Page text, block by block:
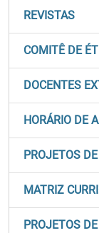
REVISTAS
COMITÊ DE
DOCENTES
HORÁRIO DE
PROJETOS
MATRIZ
PROJETOS